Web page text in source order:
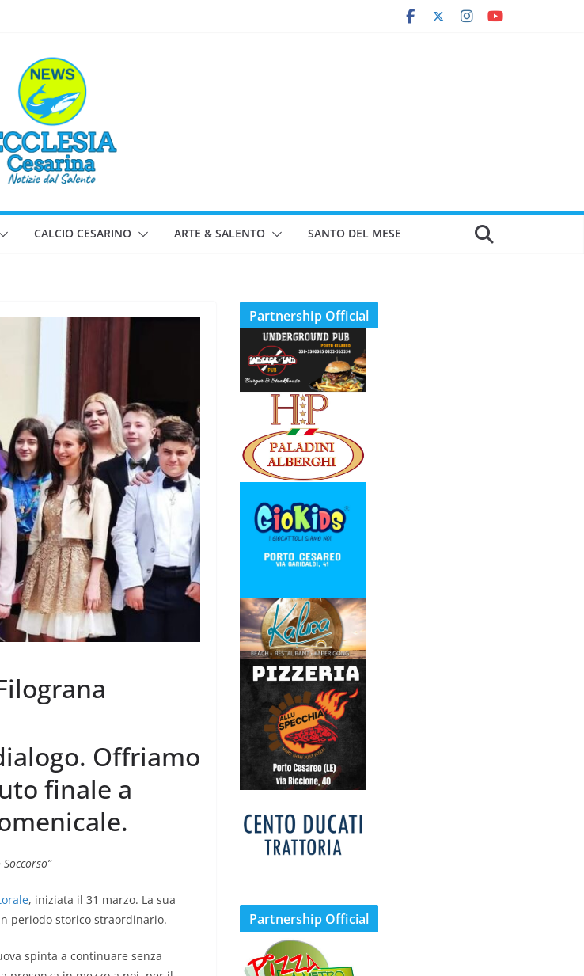
CALCIO CESARINO ARTE & SALENTO SANTO DEL MESE
Offriamo
finale a
, iniziata il 31 marzo. La sua
periodo storico straordinario.
spinta a continuare senza
Partnership Official
Partnership Official